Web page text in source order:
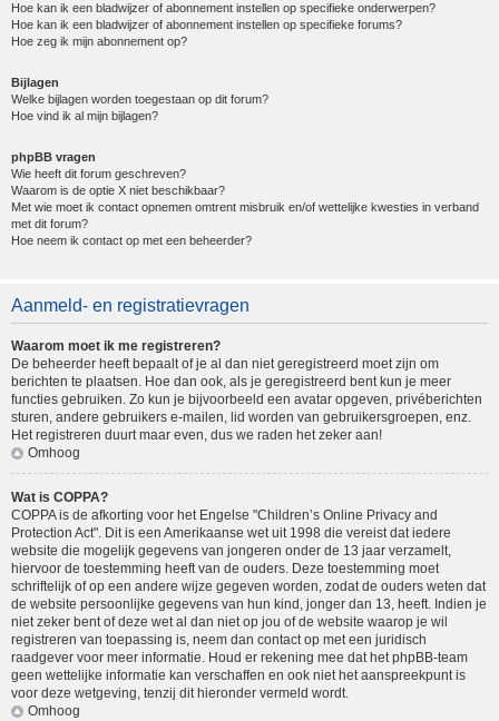
Hoe kan ik een bladwijzer of abonnement instellen op specifieke onderwerpen?
Hoe kan ik een bladwijzer of abonnement instellen op specifieke forums?
Hoe zeg ik mijn abonnement op?
Bijlagen
Welke bijlagen worden toegestaan op dit forum?
Hoe vind ik al mijn bijlagen?
phpBB vragen
Wie heeft dit forum geschreven?
Waarom is de optie X niet beschikbaar?
Met wie moet ik contact opnemen omtrent misbruik en/of wettelijke kwesties in verband
met dit forum?
Hoe neem ik contact op met een beheerder?
Aanmeld- en registratievragen
Waarom moet ik me registreren?
De beheerder heeft bepaalt of je al dan niet geregistreerd moet zijn om
berichten te plaatsen. Hoe dan ook, als je geregistreerd bent kun je meer
functies gebruiken. Zo kun je bijvoorbeeld een avatar opgeven, privéberichten
sturen, andere gebruikers e-mailen, lid worden van gebruikersgroepen, enz.
Het registreren duurt maar even, dus we raden het zeker aan!
Omhoog
Wat is COPPA?
COPPA is de afkorting voor het Engelse "Children’s Online Privacy and
Protection Act". Dit is een Amerikaanse wet uit 1998 die vereist dat iedere
website die mogelijk gegevens van jongeren onder de 13 jaar verzamelt,
hiervoor de toestemming heeft van de ouders. Deze toestemming moet
schriftelijk of op een andere wijze gegeven worden, zodat de ouders weten dat
de website persoonlijke gegevens van hun kind, jonger dan 13, heeft. Indien je
niet zeker bent of deze wet al dan niet op jou of de website waarop je wil
registreren van toepassing is, neem dan contact op met een juridisch
raadgever voor meer informatie. Houd er rekening mee dat het phpBB-team
geen wettelijke informatie kan verschaffen en ook niet het aanspreekpunt is
voor deze wetgeving, tenzij dit hieronder vermeld wordt.
Omhoog